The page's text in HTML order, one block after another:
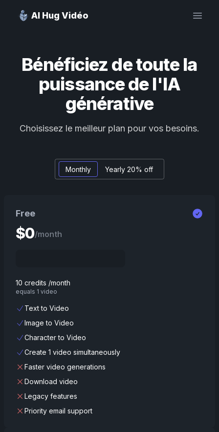
AI Hug Vidéo
Open
Bénéficiez de toute la
puissance de l'IA
générative
Choisissez le meilleur plan pour vos besoins.
Monthly Yearly 20% off
Free
$0/month
10 credits /month
equals 1 video
Text to Video
Image to Video
Character to Video
Create 1 video simultaneously
Faster video generations
Download video
Legacy features
Priority email support